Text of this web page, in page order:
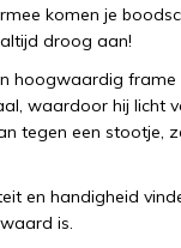
komen je
droog aan!
hoogwaardig frame
waardoor hij licht
tegen een stootje,
en handigheid
is.